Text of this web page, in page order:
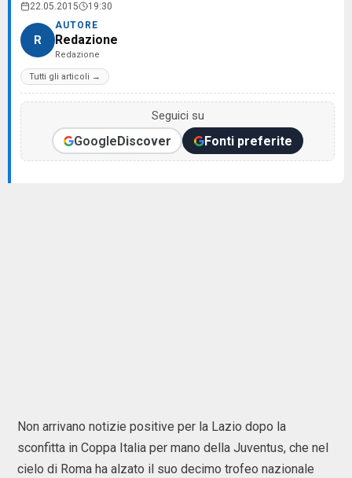
22.05.2015 19:30
R
AUTORE
Redazione
Redazione
Tutti gli articoli →
Seguici su
GoogleDiscover Fonti preferite
Non arrivano notizie positive per la Lazio dopo la
sconfitta in Coppa Italia per mano della Juventus, che nel
cielo di Roma ha alzato il suo decimo trofeo nazionale